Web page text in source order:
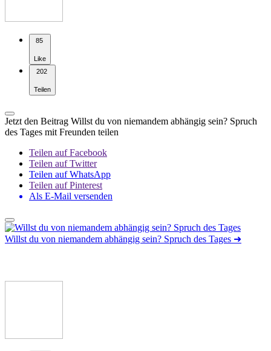
85
Like
202
Teilen
Jetzt den Beitrag Willst du von niemandem abhängig sein? Spruch
des Tages mit Freunden teilen
Teilen auf Facebook
Teilen auf Twitter
Teilen auf WhatsApp
Teilen auf Pinterest
Als E-Mail versenden
Willst du von niemandem abhängig sein? Spruch des Tages ➜